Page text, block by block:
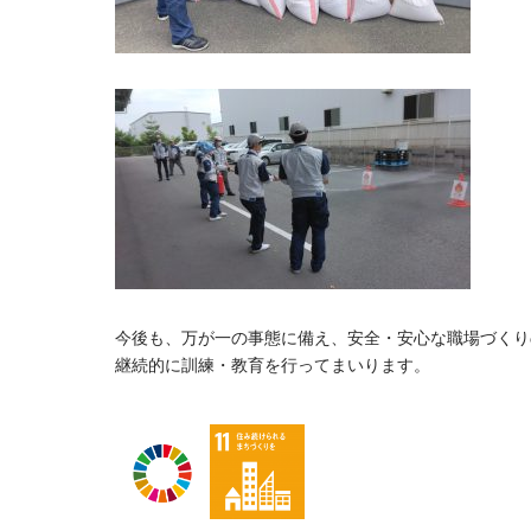
今後も、万が一の事態に備え、安全・安心な職場づく
継続的に訓練・教育を行ってまいります。